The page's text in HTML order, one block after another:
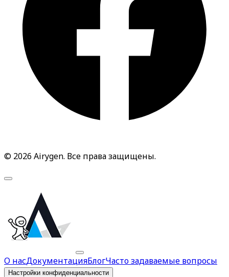
© 2026 Airygen. Все права защищены.
О насДокументацияБлогЧасто задаваемые вопросы
Настройки конфиденциальности